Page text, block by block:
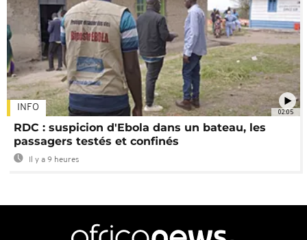
02:05
INFO
RDC : suspicion d'Ebola dans un bateau, les
passagers testés et confinés
Il y a 9 heures